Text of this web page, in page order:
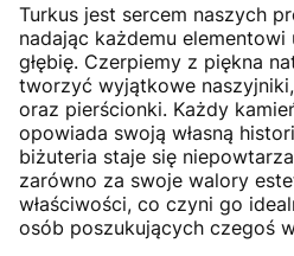
Turkus jest sercem naszych
nadając każdemu
głębię. Czerpiemy z piękna
tworzyć wyjątkowe
oraz pierścionki. Każdy
opowiada swoją własną
biżuteria staje się
zarówno za swoje walory
właściwości, co czyni go
osób poszukujących czegoś